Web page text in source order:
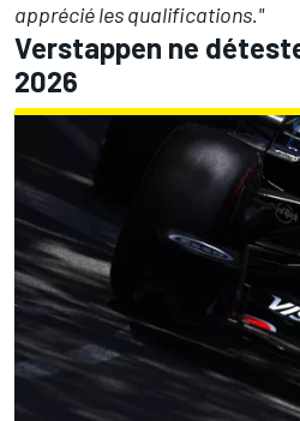
apprécié les qualifications."
Verstappen ne
2026